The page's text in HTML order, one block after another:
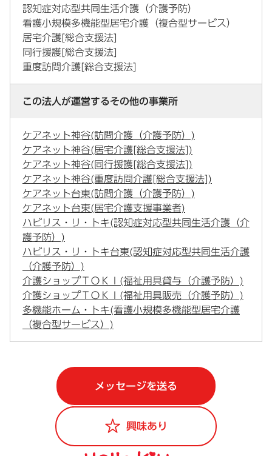
認知症対応型共同生活介護（介護予防）
看護小規模多機能型居宅介護（複合型サービス）
居宅介護[総合支援法]
同行援護[総合支援法]
重度訪問介護[総合支援法]
この法人が運営するその他の事業所
ケアネット神谷(訪問介護（介護予防）)
ケアネット神谷(居宅介護[総合支援法])
ケアネット神谷(同行援護[総合支援法])
ケアネット神谷(重度訪問介護[総合支援法])
ケアネット台東(訪問介護（介護予防）)
ケアネット台東(居宅介護支援事業者)
ハビリス・リ・トキ(認知症対応型共同生活介護（介
護予防）)
ハビリス・リ・トキ台東(認知症対応型共同生活介護
（介護予防）)
介護ショップＴＯＫＩ(福祉用具貸与（介護予防）)
介護ショップＴＯＫＩ(福祉用具販売（介護予防）)
多機能ホーム・トキ(看護小規模多機能型居宅介護
（複合型サービス）)
メッセージを送る
興味あり
事業所一覧に戻る